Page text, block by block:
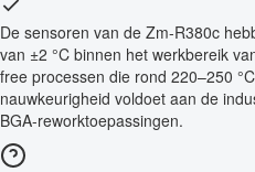
De sensoren van de Zm-R380c
van ±2 °C binnen het werkbereik
free processen die rond 220–250
nauwkeurigheid voldoet aan de
BGA-reworktoepassingen.